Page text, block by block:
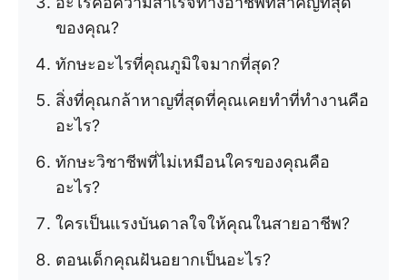
ของคุณ?
ทักษะอะไรที่คุณภูมิใจมากที่สุด?
สิ่งที่คุณกล้าหาญที่สุดที่คุณเคยทำที่ทำงานคือ
อะไร?
ทักษะวิชาชีพที่ไม่เหมือนใครของคุณคือ
อะไร?
ใครเป็นแรงบันดาลใจให้คุณในสายอาชีพ?
ตอนเด็กคุณฝันอยากเป็นอะไร?